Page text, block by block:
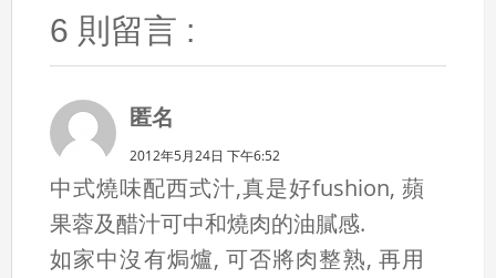
6 則留言 :
匿名
2012年5月24日 下午6:52
中式燒味配西式汁,真是好fushion, 蘋
果蓉及醋汁可中和燒肉的油膩感.
如家中沒有焗爐, 可否將肉整熟, 再用